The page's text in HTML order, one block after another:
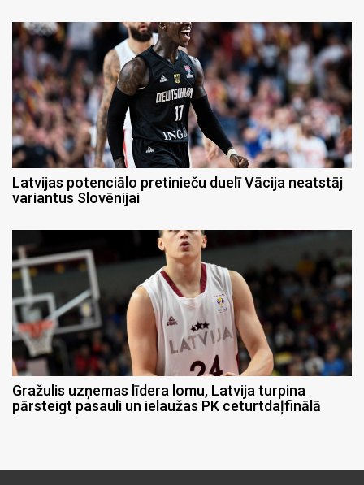
Latvijas potenciālo pretinieču duelī Vācija neatstāj
variantus Slovēnijai
Gražulis uzņemas līdera lomu, Latvija turpina
pārsteigt pasauli un ielaužas PK ceturtdaļfinālā